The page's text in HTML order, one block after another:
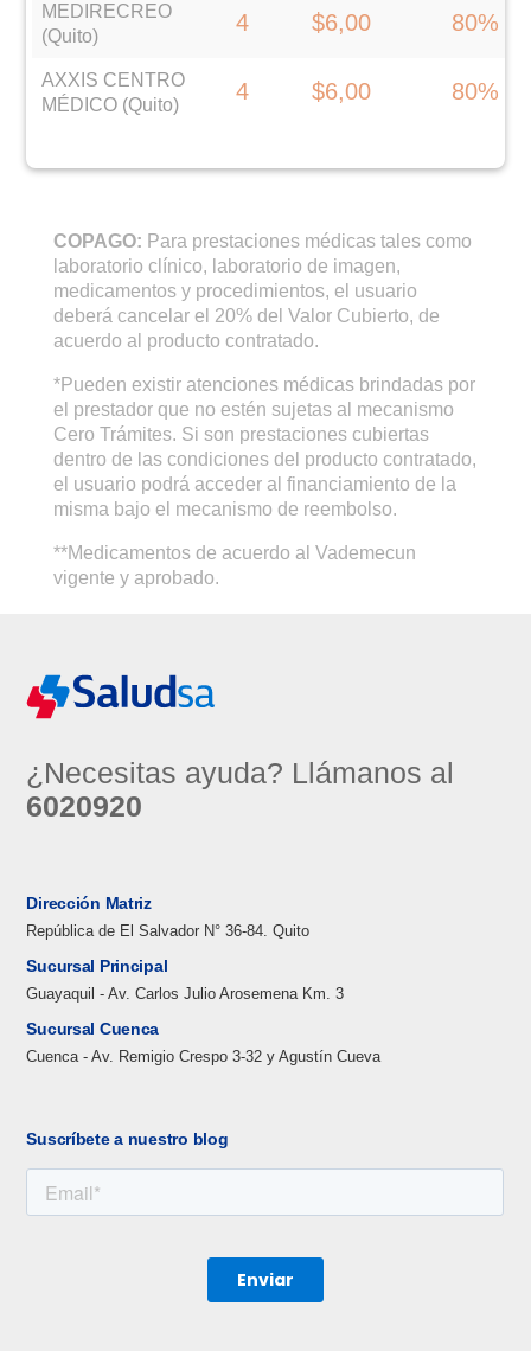
MEDIRECREO
(Quito)
4 $6,00 80%
AXXIS CENTRO
MÉDICO (Quito)
4 $6,00 80%
COPAGO: Para prestaciones médicas tales como
laboratorio clínico, laboratorio de imagen,
medicamentos y procedimientos, el usuario
deberá cancelar el 20% del Valor Cubierto, de
acuerdo al producto contratado.
*Pueden existir atenciones médicas brindadas por
el prestador que no estén sujetas al mecanismo
Cero Trámites. Si son prestaciones cubiertas
dentro de las condiciones del producto contratado,
el usuario podrá acceder al financiamiento de la
misma bajo el mecanismo de reembolso.
**Medicamentos de acuerdo al Vademecun
vigente y aprobado.
Dirección Matriz
República de El Salvador N° 36-84. Quito
Sucursal Principal
Guayaquil - Av. Carlos Julio Arosemena Km. 3
Sucursal Cuenca
Cuenca - Av. Remigio Crespo 3-32 y Agustín Cueva
¿Necesitas ayuda? Llámanos al
6020920
Suscríbete a nuestro blog